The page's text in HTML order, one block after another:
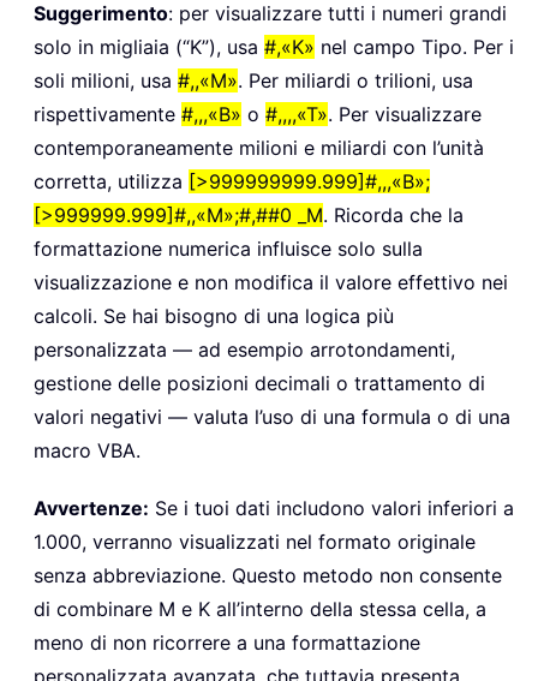
Suggerimento: per visualizzare tutti i numeri grandi
solo in migliaia (“K”), usa #,«K» nel campo Tipo. Per i
soli milioni, usa #,,«M». Per miliardi o trilioni, usa
rispettivamente #,,,«B» o #,,,,«T». Per visualizzare
contemporaneamente milioni e miliardi con l’unità
corretta, utilizza [>999999999.999]#,,,«B»;
[>999999.999]#,,«M»;#,##0 _M. Ricorda che la
formattazione numerica influisce solo sulla
visualizzazione e non modifica il valore effettivo nei
calcoli. Se hai bisogno di una logica più
personalizzata — ad esempio arrotondamenti,
gestione delle posizioni decimali o trattamento di
valori negativi — valuta l’uso di una formula o di una
macro VBA.
Avvertenze: Se i tuoi dati includono valori inferiori a
1.000, verranno visualizzati nel formato originale
senza abbreviazione. Questo metodo non consente
di combinare M e K all’interno della stessa cella, a
meno di non ricorrere a una formattazione